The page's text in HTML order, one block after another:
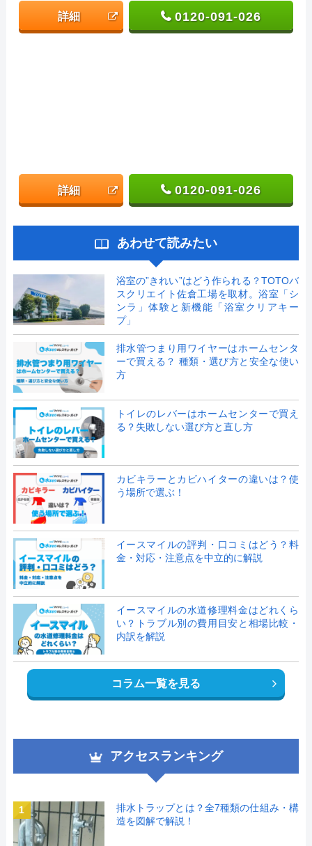
詳細 0120-091-026
詳細 0120-091-026
あわせて読みたい
浴室の”きれい”はどう作られる？TOTOバ
スクリエイト佐倉工場を取材。浴室「シ
ンラ」体験と新機能「浴室クリアキー
プ」
排水管つまり用ワイヤーはホームセンタ
ーで買える？ 種類・選び方と安全な使い
方
トイレのレバーはホームセンターで買え
る？失敗しない選び方と直し方
カビキラーとカビハイターの違いは？使
う場所で選ぶ！
イースマイルの評判・口コミはどう？料
金・対応・注意点を中立的に解説
イースマイルの水道修理料金はどれくら
い？トラブル別の費用目安と相場比較・
内訳を解説
コラム一覧を見る
アクセスランキング
1
排水トラップとは？全7種類の仕組み・構
造を図解で解説！